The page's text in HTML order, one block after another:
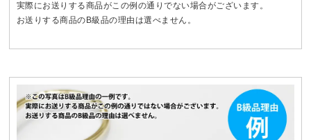
実際にお送りする商品がこの例の通りでない場合がございます。
お送りする商品のB級品の理由は選べません。